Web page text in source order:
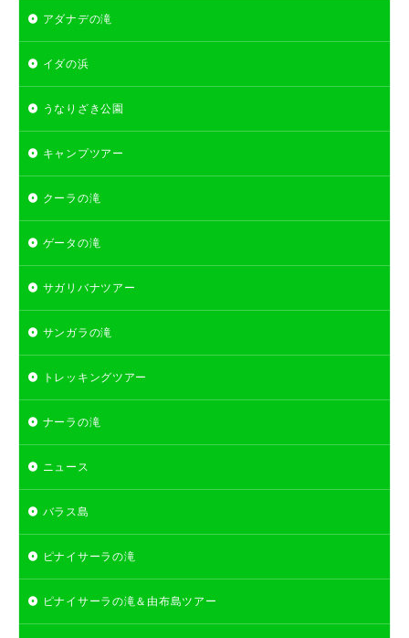
アダナデの滝
イダの浜
うなりざき公園
キャンプツアー
クーラの滝
ゲータの滝
サガリバナツアー
サンガラの滝
トレッキングツアー
ナーラの滝
ニュース
バラス島
ピナイサーラの滝
ピナイサーラの滝＆由布島ツアー